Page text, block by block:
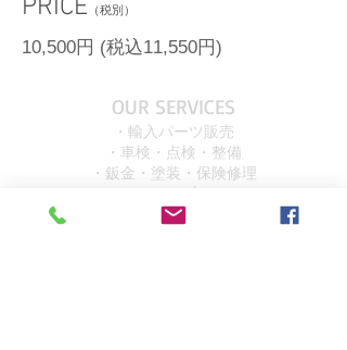
​PRICE （税別）
10,500円 (税込11,550円)
OUR SERVICES
・輸入パーツ販売
・車検・点検・整備
・鈑金・塗装・保険修理
・カスタム＆ファブリケーション
OVER 15 YEARS